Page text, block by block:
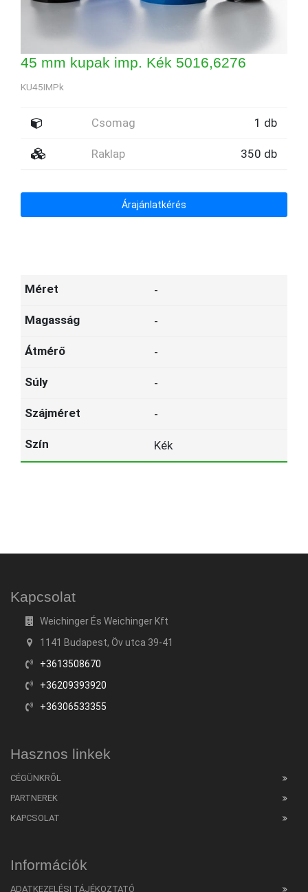
45 mm kupak imp. Kék 5016,6276
KU45IMPk
Csomag 1 db
Raklap 350 db
Árajánlatkérés
-
-
-
-
-
Kék
Kapcsolat
Weichinger És Weichinger Kft
1141 Budapest, Öv utca 39-41
+3613508670
+36209393920
+36306533355
Hasznos linkek
CÉGÜNKRŐL
PARTNEREK
KAPCSOLAT
Információk
ADATKEZELÉSI TÁJÉKOZTATÓ